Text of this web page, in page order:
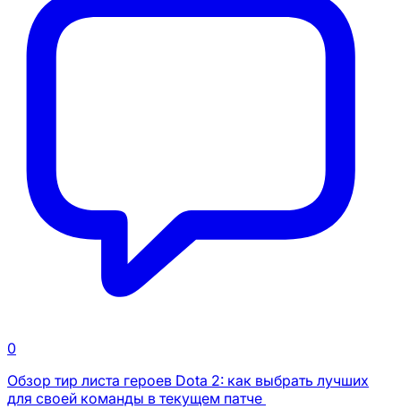
0
Обзор тир листа героев Dota 2: как выбрать лучших
для своей команды в текущем патче